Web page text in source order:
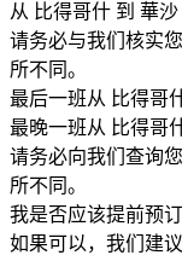
从 比得哥什 到 華
请务必与我们核实
所不同。
最后一班从 比得哥
最晚一班从 比得哥
请务必向我们查询
所不同。
我是否应该提前预
如果可以，我们建